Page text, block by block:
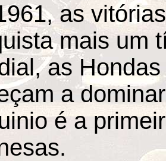
as
mais um
as
a
é a